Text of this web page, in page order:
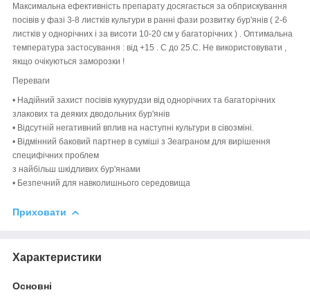
Максимальна ефективність препарату досягається за обприскування
посівів у фазі 3-8 листків культури в ранні фази розвитку бур'янів ( 2-6
листків у однорічних і за висоти 10-20 см у багаторічних ) . Оптимальна
температура застосування : від +15 . С до 25.С. Не використовувати ,
якщо очікуються заморозки !
Переваги
• Надійний захист посівів кукурудзи від однорічних та багаторічних
злакових та деяких дводольних бур'янів
• Відсутній негативний вплив на наступні культури в сівозміні.
• Відмінний баковий партнер в суміші з Зеаграном для вирішення
специфічних проблем
з найбільш шкідливих бур'янами
• Безпечний для навколишнього середовища
Приховати
Характеристики
Основні